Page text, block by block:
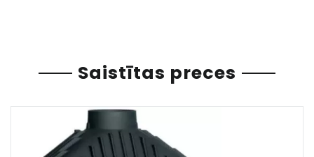
Saistītas preces